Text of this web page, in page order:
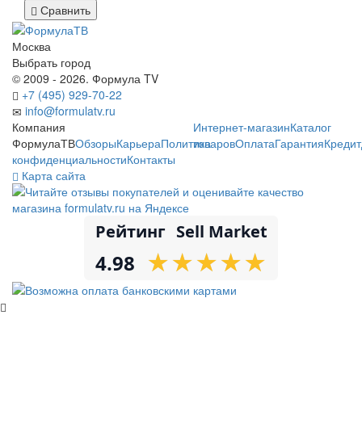
Сравнить
Москва
Выбрать город
© 2009 - 2026. Формула TV
+7 (495) 929-70-22
info@formulatv.ru
Компания
ФормулаТВОбзорыКарьераПолитика
конфиденциальностиКонтакты
Интернет-магазинКаталог
товаровОплатаГарантияКредит
Карта сайта
Рейтинг Sell Market
4.98 ★
★★
★★
★★
★★
★